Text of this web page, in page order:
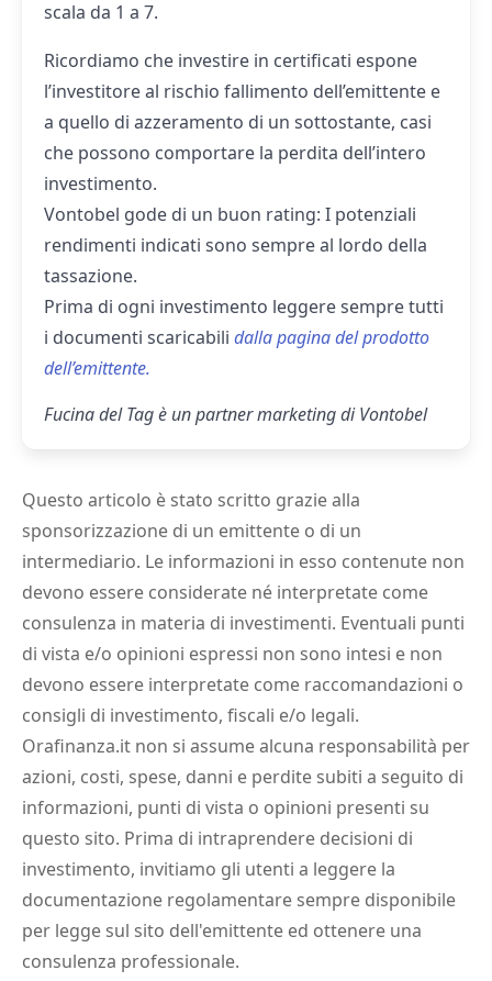
scala da 1 a 7.
Ricordiamo che investire in certificati espone
l’investitore al rischio fallimento dell’emittente e
a quello di azzeramento di un sottostante, casi
che possono comportare la perdita dell’intero
investimento.
Vontobel gode di un buon rating: I potenziali
rendimenti indicati sono sempre al lordo della
tassazione.
Prima di ogni investimento leggere sempre tutti
i documenti scaricabili dalla pagina del prodotto
dell’emittente.
Fucina del Tag è un partner marketing di Vontobel
Questo articolo è stato scritto grazie alla
sponsorizzazione di un emittente o di un
intermediario. Le informazioni in esso contenute non
devono essere considerate né interpretate come
consulenza in materia di investimenti. Eventuali punti
di vista e/o opinioni espressi non sono intesi e non
devono essere interpretate come raccomandazioni o
consigli di investimento, fiscali e/o legali.
Orafinanza.it non si assume alcuna responsabilità per
azioni, costi, spese, danni e perdite subiti a seguito di
informazioni, punti di vista o opinioni presenti su
questo sito. Prima di intraprendere decisioni di
investimento, invitiamo gli utenti a leggere la
documentazione regolamentare sempre disponibile
per legge sul sito dell'emittente ed ottenere una
consulenza professionale.